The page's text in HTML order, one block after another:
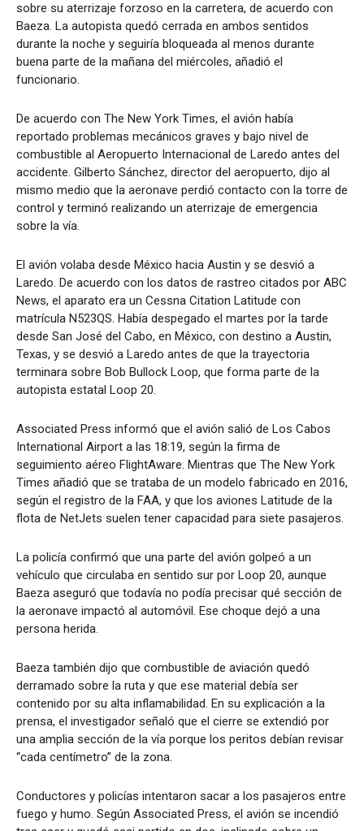
sobre su aterrizaje forzoso en la carretera, de acuerdo con
Baeza. La autopista quedó cerrada en ambos sentidos
durante la noche y seguiría bloqueada al menos durante
buena parte de la mañana del miércoles, añadió el
funcionario.
De acuerdo con The New York Times, el avión había
reportado problemas mecánicos graves y bajo nivel de
combustible al Aeropuerto Internacional de Laredo antes del
accidente. Gilberto Sánchez, director del aeropuerto, dijo al
mismo medio que la aeronave perdió contacto con la torre de
control y terminó realizando un aterrizaje de emergencia
sobre la vía.
El avión volaba desde México hacia Austin y se desvió a
Laredo. De acuerdo con los datos de rastreo citados por ABC
News, el aparato era un Cessna Citation Latitude con
matrícula N523QS. Había despegado el martes por la tarde
desde San José del Cabo, en México, con destino a Austin,
Texas, y se desvió a Laredo antes de que la trayectoria
terminara sobre Bob Bullock Loop, que forma parte de la
autopista estatal Loop 20.
Associated Press informó que el avión salió de Los Cabos
International Airport a las 18:19, según la firma de
seguimiento aéreo FlightAware. Mientras que The New York
Times añadió que se trataba de un modelo fabricado en 2016,
según el registro de la FAA, y que los aviones Latitude de la
flota de NetJets suelen tener capacidad para siete pasajeros.
La policía confirmó que una parte del avión golpeó a un
vehículo que circulaba en sentido sur por Loop 20, aunque
Baeza aseguró que todavía no podía precisar qué sección de
la aeronave impactó al automóvil. Ese choque dejó a una
persona herida.
Baeza también dijo que combustible de aviación quedó
derramado sobre la ruta y que ese material debía ser
contenido por su alta inflamabilidad. En su explicación a la
prensa, el investigador señaló que el cierre se extendió por
una amplia sección de la vía porque los peritos debían revisar
“cada centímetro” de la zona.
Conductores y policías intentaron sacar a los pasajeros entre
fuego y humo. Según Associated Press, el avión se incendió